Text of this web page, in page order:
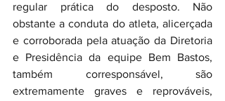
regular prática do desposto. Não
obstante a conduta do atleta, alicerçada
e corroborada pela atuação da Diretoria
e Presidência da equipe Bem Bastos,
também corresponsável, são
extremamente graves e reprováveis,